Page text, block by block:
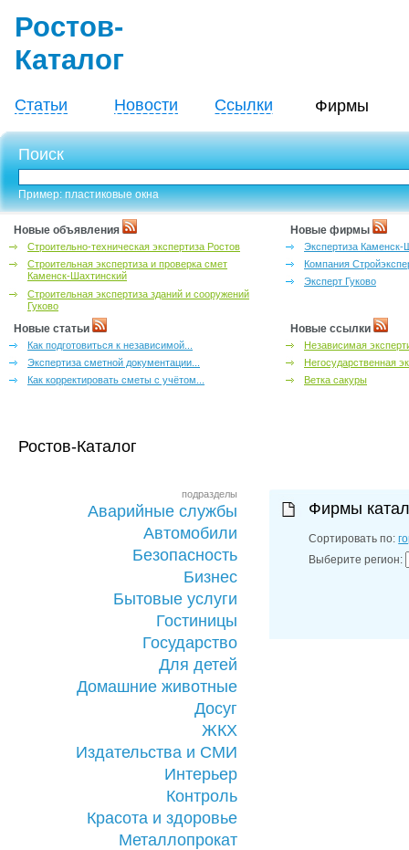
Ростов-
Каталог
Статьи Новости Ссылки Фирмы
Поиск
Пример: пластиковые окна
Новые объявления
Строительно-техническая экспертиза Ростов
Строительная экспертиза и проверка смет
Каменск-Шахтинский
Строительная экспертиза зданий и сооружений
Гуково
Новые фирмы
Экспертиза Каменск-
Компания
Эксперт Гуково
Новые статьи
Как подготовиться к независимой...
Экспертиза сметной документации...
Как корректировать сметы с учётом...
Новые ссылки
Независимая
Негосударственная
Ветка сакуры
Ростов-Каталог
подразделы
Аварийные службы
Автомобили
Безопасность
Бизнес
Бытовые услуги
Гостиницы
Государство
Для детей
Домашние животные
Досуг
ЖКХ
Издательства и СМИ
Интерьер
Контроль
Красота и здоровье
Металлопрокат
Фирмы
Сортировать по:
Выберите регион: